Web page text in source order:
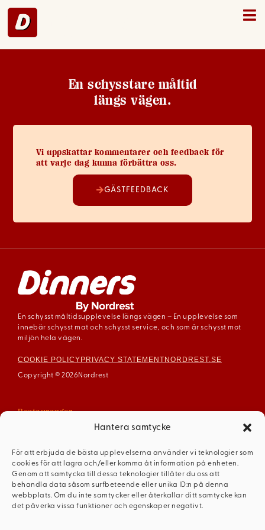
Hantera samtycke
För att erbjuda de bästa upplevelserna använder vi teknologier som
cookies för att lagra och/eller komma åt information på enheten.
Genom att samtycka till dessa teknologier tillåter du oss att
behandla data såsom surfbeteende eller unika ID:n på denna
webbplats. Om du inte samtycker eller återkallar ditt samtycke kan
det påverka vissa funktioner och egenskaper negativt.
Arboga – 30
En schysstare måltid
längs vägen.
Vi uppskattar kommentarer och feedback för
att varje dag kunna förbättra oss.
GÄSTFEEDBACK
En schysst måltidsupplevelse längs vägen – En upplevelse som
innebär schysst mat och schysst service, och som är schysst mot
miljön hela vägen.
COOKIE POLICY PRIVACY STATEMENT NORDREST.SE
Copyright © 2026 Nordrest
Restauranger
Gävle
Mariestad
Mellerud
Ödeshög